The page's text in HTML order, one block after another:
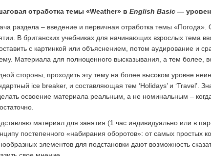
отработка темы «Weather» в English Basic —
раздела – введение и первичная отработка темы
В британских учебниках для начинающих взрослых тема
с картинкой или объяснением, потом аудирование и
Материала для полноценного высказывания, а тем более,
стороны, проходить эту тему на более высоком уровне
ice breaker, и составляющая тем ‘Holidays’ и ‘Travel’.
освоение материала реальным, а не номинальным –
материал для занятия (1 час индивидуально или в
постепенного «набирания оборотов»: от самых простых
элементов для подстановки дают возможность